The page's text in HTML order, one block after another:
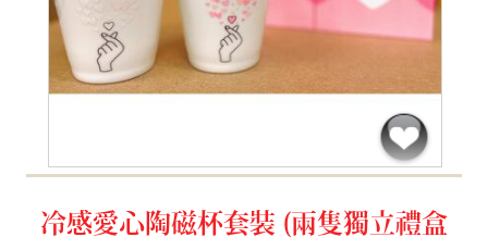
冷感愛心陶磁杯套裝 (兩隻獨立禮盒